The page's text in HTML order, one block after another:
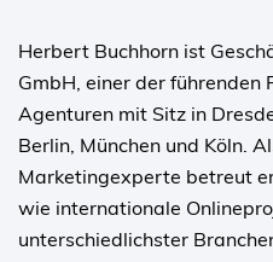
Herbert Buchhorn ist
GmbH, einer der führenden
Agenturen mit Sitz in
Berlin, München und Köln.
Marketingexperte betreut
wie internationale
unterschiedlichster